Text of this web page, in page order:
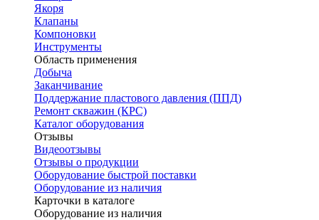
Якоря
Клапаны
Компоновки
Инструменты
Область применения
Добыча
Заканчивание
Поддержание пластового давления (ППД)
Ремонт скважин (КРС)
Каталог оборудования
Отзывы
Видеоотзывы
Отзывы о продукции
Оборудование быстрой поставки
Оборудование из наличия
Карточки в каталоге
Оборудование из наличия